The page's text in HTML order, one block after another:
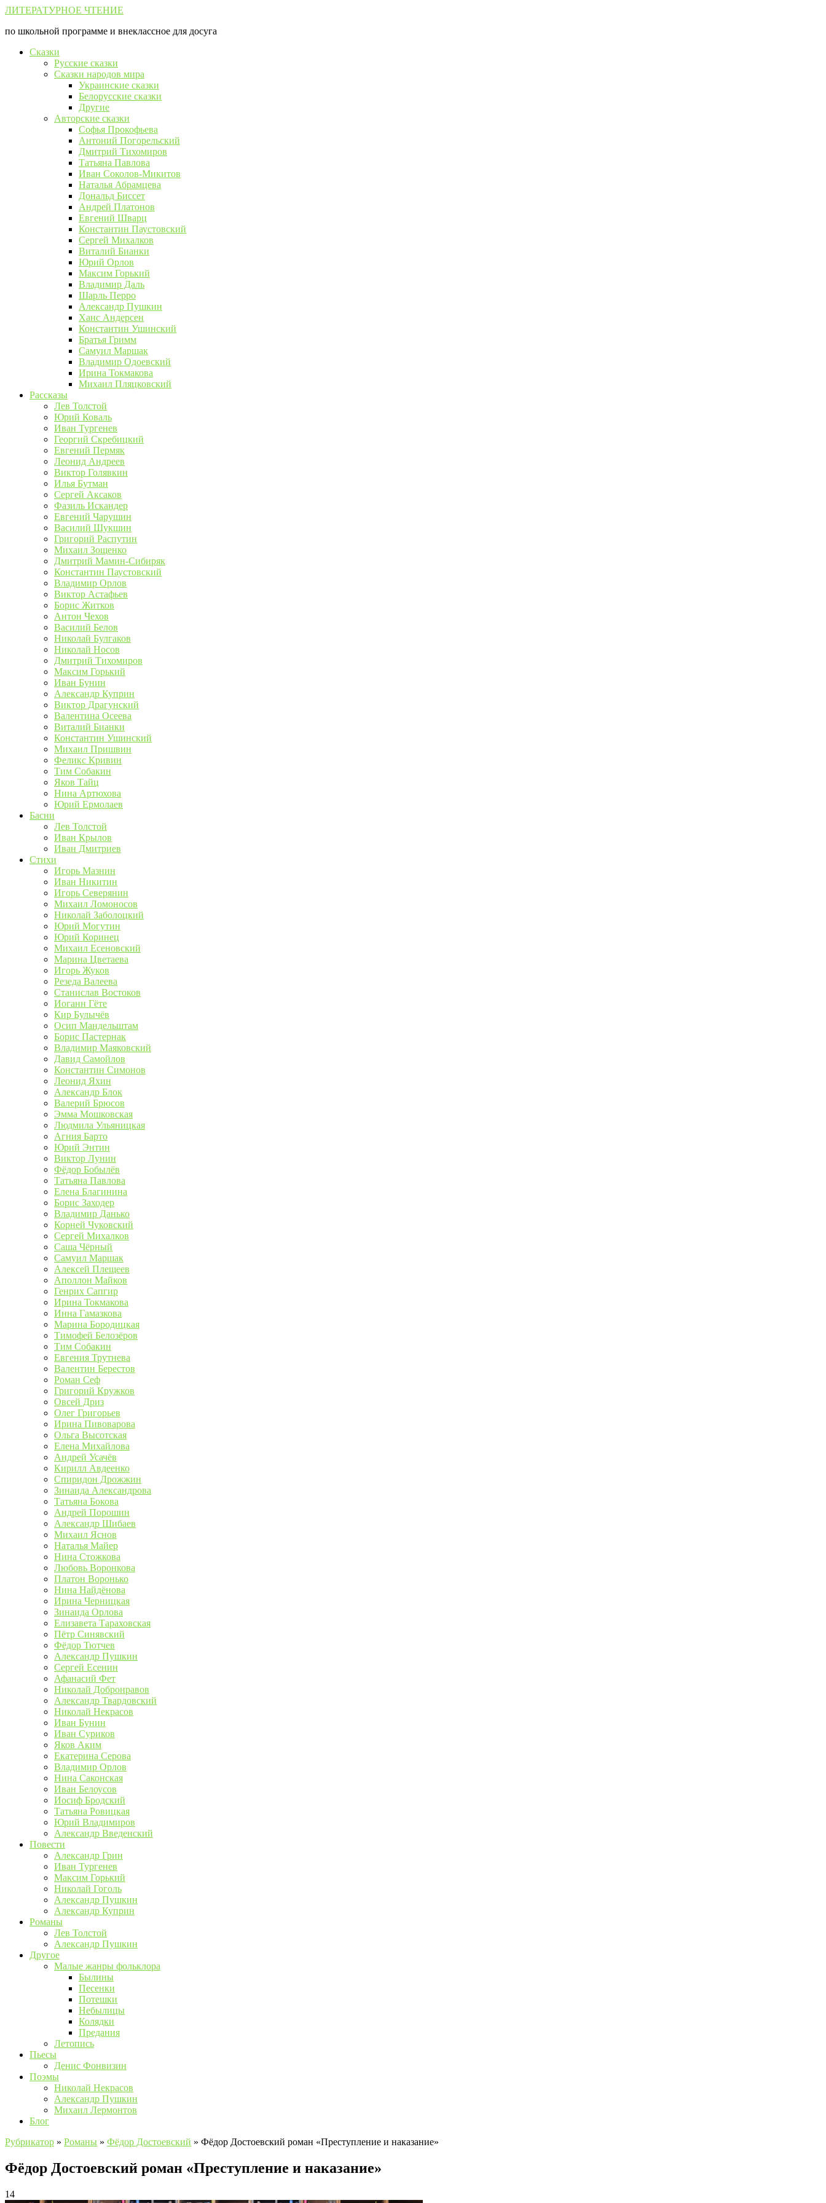
Перейти
контенту
ЛИТЕРАТУРНОЕ ЧТЕНИЕ
по школьной программе и внеклассное для досуга
Сказки
Русские сказки
Сказки народов мира
Украинские сказки
Белорусские сказки
Другие
Авторские сказки
Софья Прокофьева
Антоний Погорельский
Дмитрий Тихомиров
Татьяна Павлова
Иван Соколов-Микитов
Наталья Абрамцева
Дональд Биссет
Андрей Платонов
Евгений Шварц
Константин Паустовский
Сергей Михалков
Виталий Бианки
Юрий Орлов
Максим Горький
Владимир Даль
Шарль Перро
Александр Пушкин
Ханс Андерсен
Константин Ушинский
Братья Гримм
Самуил Маршак
Владимир Одоевский
Ирина Токмакова
Михаил Пляцковский
Рассказы
Лев Толстой
Юрий Коваль
Иван Тургенев
Георгий Скребицкий
Евгений Пермяк
Леонид Андреев
Виктор Голявкин
Илья Бутман
Сергей Аксаков
Фазиль Искандер
Евгений Чарушин
Василий Шукшин
Григорий Распутин
Михаил Зощенко
Дмитрий Мамин-Сибиряк
Константин Паустовский
Владимир Орлов
Виктор Астафьев
Борис Житков
Антон Чехов
Василий Белов
Николай Булгаков
Николай Носов
Дмитрий Тихомиров
Максим Горький
Иван Бунин
Александр Куприн
Виктор Драгунский
Валентина Осеева
Виталий Бианки
Константин Ушинский
Михаил Пришвин
Феликс Кривин
Тим Собакин
Яков Тайц
Нина Артюхова
Юрий Ермолаев
Басни
Лев Толстой
Иван Крылов
Иван Дмитриев
Стихи
Игорь Мазнин
Иван Никитин
Игорь Северянин
Михаил Ломоносов
Николай Заболоцкий
Юрий Могутин
Юрий Коринец
Михаил Есеновский
Марина Цветаева
Игорь Жуков
Резеда Валеева
Станислав Востоков
Иоганн Гёте
Кир Булычёв
Осип Мандельштам
Борис Пастернак
Владимир Маяковский
Давид Самойлов
Константин Симонов
Леонид Яхин
Александр Блок
Валерий Брюсов
Эмма Мошковская
Людмила Ульяницкая
Агния Барто
Юрий Энтин
Виктор Лунин
Фёдор Бобылёв
Татьяна Павлова
Елена Благинина
Борис Заходер
Владимир Данько
Корней Чуковский
Сергей Михалков
Саша Чёрный
Самуил Маршак
Алексей Плещеев
Аполлон Майков
Генрих Сапгир
Ирина Токмакова
Инна Гамазкова
Марина Бородицкая
Тимофей Белозёров
Тим Собакин
Евгения Трутнева
Валентин Берестов
Роман Сеф
Григорий Кружков
Овсей Дриз
Олег Григорьев
Ирина Пивоварова
Ольга Высотская
Елена Михайлова
Андрей Усачёв
Кирилл Авдеенко
Спиридон Дрожжин
Зинаида Александрова
Татьяна Бокова
Андрей Порошин
Александр Шибаев
Михаил Яснов
Наталья Майер
Нина Стожкова
Любовь Воронкова
Платон Воронько
Нина Найдёнова
Ирина Черницкая
Зинаида Орлова
Елизавета Тараховская
Пётр Синявский
Фёдор Тютчев
Александр Пушкин
Сергей Есенин
Афанасий Фет
Николай Добронравов
Александр Твардовский
Николай Некрасов
Иван Бунин
Иван Суриков
Яков Аким
Екатерина Серова
Владимир Орлов
Нина Саконская
Иван Белоусов
Иосиф Бродский
Татьяна Ровицкая
Юрий Владимиров
Александр Введенский
Повести
Александр Грин
Иван Тургенев
Максим Горький
Николай Гоголь
Александр Пушкин
Александр Куприн
Романы
Лев Толстой
Александр Пушкин
Другое
Малые жанры фольклора
Былины
Песенки
Потешки
Небылицы
Колядки
Предания
Летопись
Пьесы
Денис Фонвизин
Поэмы
Николай Некрасов
Александр Пушкин
Михаил Лермонтов
Блог
Рубрикатор » Романы » Фёдор Достоевский » Фёдор Достоевский роман «Преступление и наказание»
Фёдор Достоевский роман «Преступление и наказание»
14